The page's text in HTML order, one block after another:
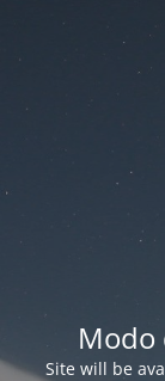
Modo
Site will be